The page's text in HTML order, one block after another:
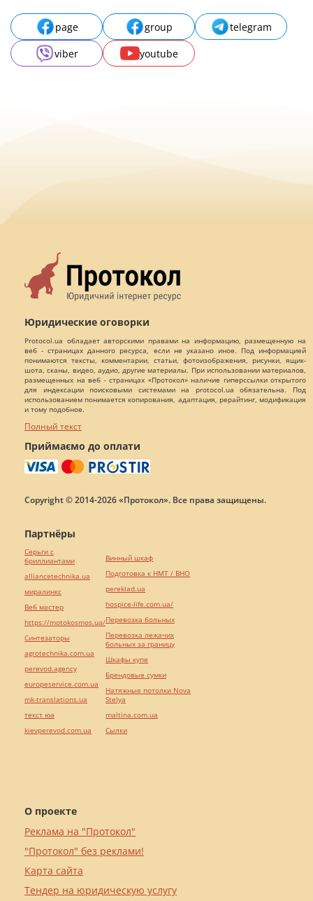
page group
telegram
viber
youtube
Юридические оговорки
Protocol.ua обладает авторскими правами на информацию, размещенную на
веб - страницах данного ресурса, если не указано иное. Под информацией
понимаются тексты, комментарии, статьи, фотоизображения, рисунки, ящик-
шота, сканы, видео, аудио, другие материалы. При использовании материалов,
размещенных на веб - страницах «Протокол» наличие гиперссылки открытого
для индексации поисковыми системами на protocol.ua обязательна. Под
использованием понимается копирования, адаптация, рерайтинг, модификация
и тому подобное.
Полный текст
Приймаємо до оплати
Copyright © 2014-2026 «Протокол». Все права защищены.
О проекте
Реклама на "Протокол"
"Протокол" без реклами!
Карта сайта
Тендер на юридическую услугу
Партнёры
Серьги с
бриллиантами
alliancetechnika.ua
миралинкс
Веб мастер
https://motokosmos.ua/
Синтезаторы
agrotechnika.com.ua
perevod.agency
europeservice.com.ua
mk-translations.ua
текст юа
kievperevod.com.ua
Винный шкаф
Подготовка к НМТ / ВНО
pereklad.ua
hospice-life.com.ua/
Перевозка больных
Перевозка лежачих
больных за границу
Шкафы купе
Брендовые сумки
Натяжные потолки Nova
Stelya
maltina.com.ua
Cылки